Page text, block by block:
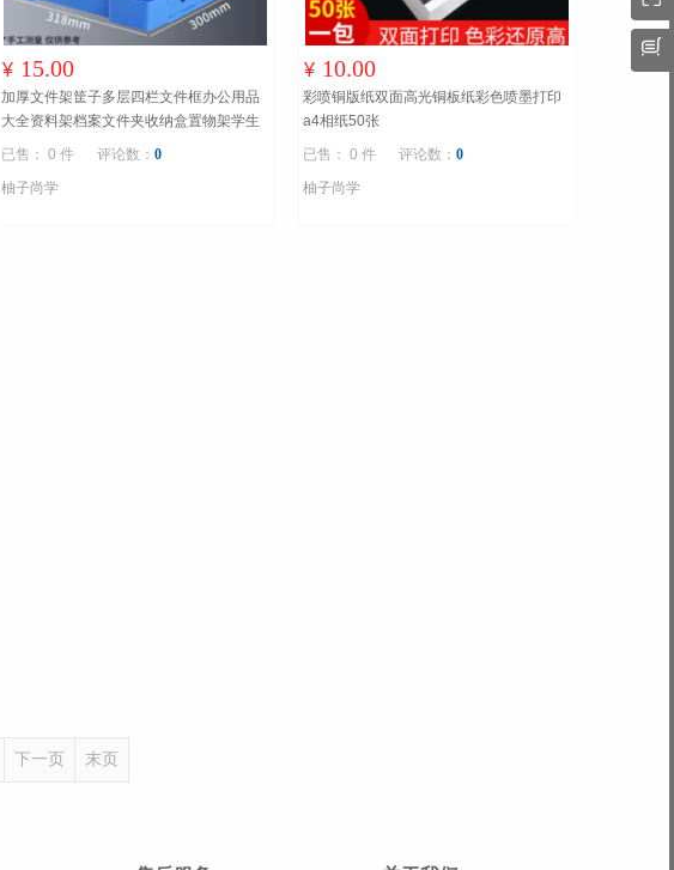
¥ 15.00
加厚文件架筐子多层四栏文件框办公用品
大全资料架档案文件夹收纳盒置物架学生
用书架简易桌上书立桌面文具
已售： 0 件 评论数： 0
柚子尚学
¥ 10.00
彩喷铜版纸双面高光铜板纸彩色喷墨打印
a4相纸50张
已售： 0 件
评论数：0
柚子尚学
下一页 末页